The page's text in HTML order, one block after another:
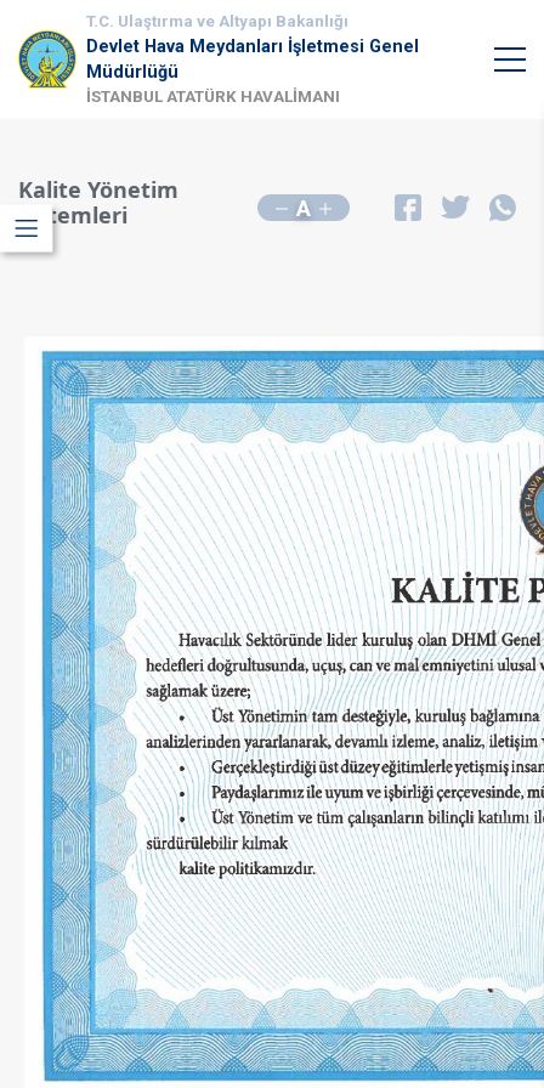
T.C. Ulaştırma ve Altyapı Bakanlığı
Devlet Hava Meydanları İşletmesi Genel
Müdürlüğü
İSTANBUL ATATÜRK HAVALİMANI
Kalite Yönetim
Sistemleri
A